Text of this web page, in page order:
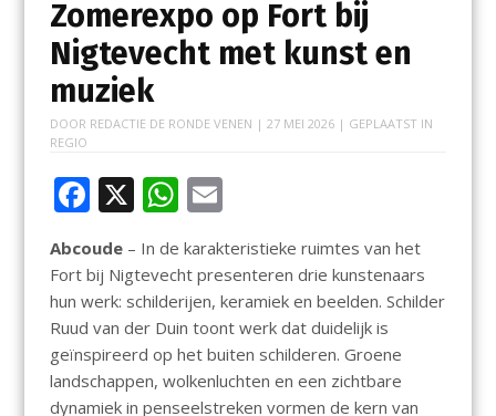
Zomerexpo op Fort bij
Nigtevecht met kunst en
muziek
DOOR REDACTIE DE RONDE VENEN | 27 MEI 2026| GEPLAATST IN
REGIO
F
ac
e
b
o
o
X W
h
at
s
A
p
E
ai
l
Abcoude– In de karakteristieke ruimtes van het
Fort bij Nigtevecht presenteren drie kunstenaars
hun werk: schilderijen, keramiek en beelden. Schilder
Ruud van der Duin toont werk dat duidelijk is
geïnspireerd op het buiten schilderen. Groene
landschappen, wolkenluchten en een zichtbare
dynamiek in penseelstreken vormen de kern van